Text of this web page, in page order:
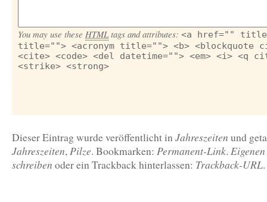
You may use these HTML tags and attributes: <a href=""
title=""> <acronym title=""> <b> <blockquote
<cite> <code> <del datetime=""> <em> <i> <q
<strike> <strong>
Dieser Eintrag wurde veröffentlicht inJahreszeiten und
Jahreszeiten,Pilze. Bookmarken: Permanent-Link.
schreiben oder ein Trackback hinterlassen: Trackback-URL.